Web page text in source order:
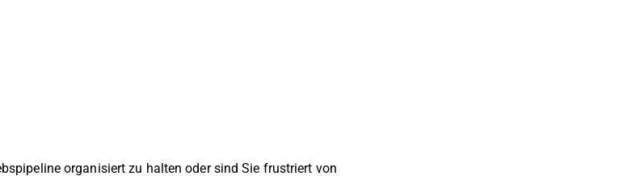
organisiert zu halten oder sind Sie frustriert von